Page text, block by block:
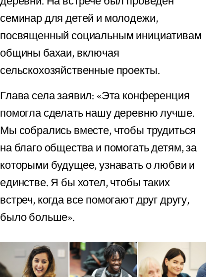
семинар для детей и молодежи,
посвященный социальным инициативам
общины бахаи, включая
сельскохозяйственные проекты.
Глава села заявил: «Эта конференция
помогла сделать нашу деревню лучше.
Мы собрались вместе, чтобы трудиться
на благо общества и помогать детям, за
которыми будущее, узнавать о любви и
единстве. Я бы хотел, чтобы таких
встреч, когда все помогают друг другу,
было больше».